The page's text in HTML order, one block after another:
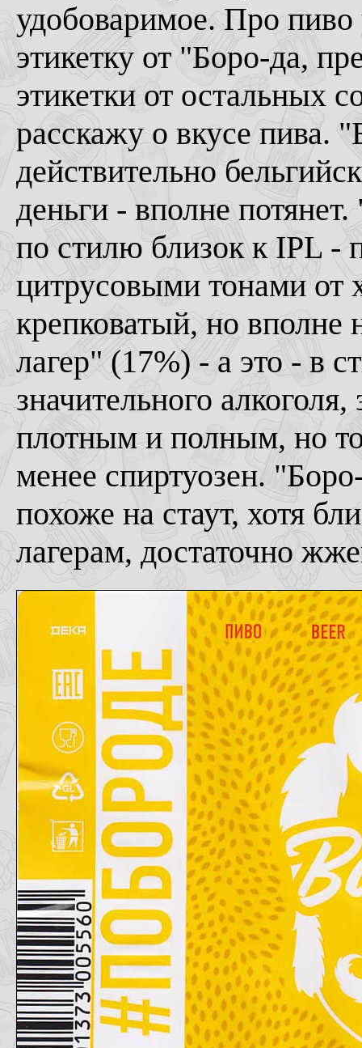
удобоваримое. Про
этикетку от "Боро-да,
этикетки от остальных
расскажу о вкусе пива.
действительно
деньги - вполне
по стилю близок к IPL -
цитрусовыми тонами
крепковатый, но
лагер" (17%) - а это - в
значительного
плотным и полным, но
менее спиртуозен.
похоже на стаут, хотя
лагерам, достаточно